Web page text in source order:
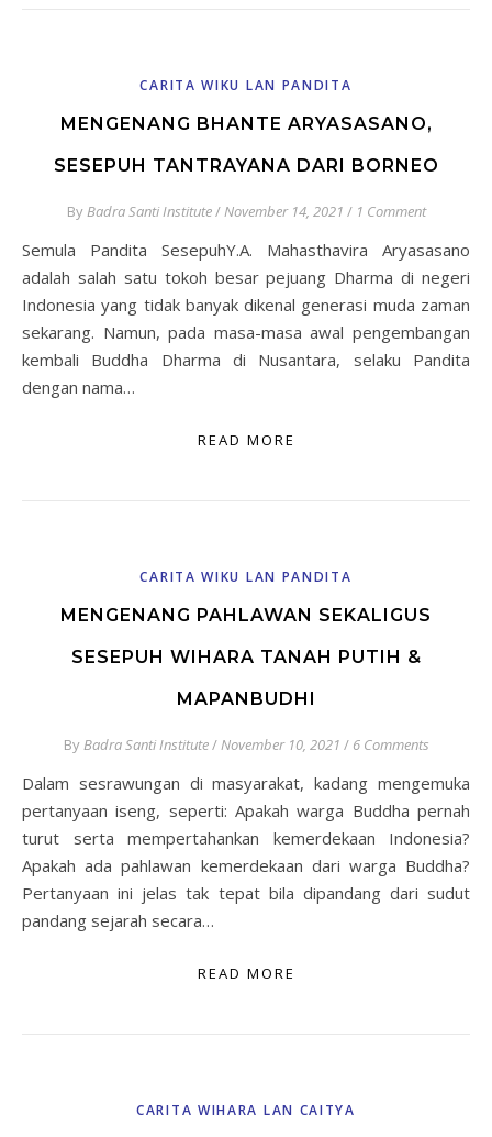
CARITA WIKU LAN PANDITA
MENGENANG BHANTE ARYASASANO,
SESEPUH TANTRAYANA DARI BORNEO
ByBadra Santi Institute/November 14, 2021 / 1 Comment
Semula Pandita SesepuhY.A. Mahasthavira Aryasasano
adalah salah satu tokoh besar pejuang Dharma di negeri
Indonesia yang tidak banyak dikenal generasi muda zaman
sekarang. Namun, pada masa-masa awal pengembangan
kembali Buddha Dharma di Nusantara, selaku Pandita
dengan nama…
READ MORE
CARITA WIKU LAN PANDITA
MENGENANG PAHLAWAN SEKALIGUS
SESEPUH WIHARA TANAH PUTIH &
MAPANBUDHI
ByBadra Santi Institute/November 10, 2021 / 6 Comments
Dalam sesrawungan di masyarakat, kadang mengemuka
pertanyaan iseng, seperti: Apakah warga Buddha pernah
turut serta mempertahankan kemerdekaan Indonesia?
Apakah ada pahlawan kemerdekaan dari warga Buddha?
Pertanyaan ini jelas tak tepat bila dipandang dari sudut
pandang sejarah secara…
READ MORE
CARITA WIHARA LAN CAITYA